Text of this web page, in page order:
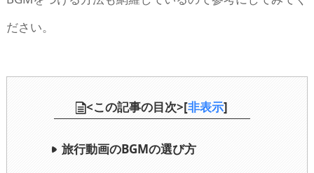
ださい。
<この記事の目次>[非表示]
旅行動画のBGMの選び方